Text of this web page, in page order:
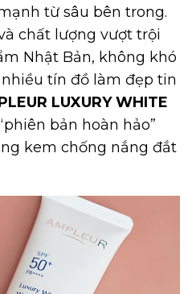
từ sâu bên trong.
chất lượng vượt trội
Nhật Bản, không khó
tín đồ làm đẹp tin
LUXURY WHITE
bản hoàn hảo”
kem chống nắng đắt